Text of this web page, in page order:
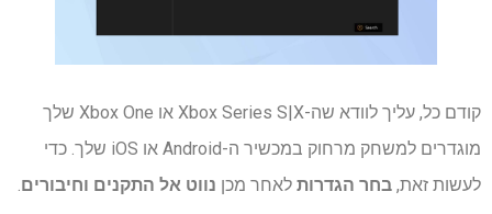
קודם כל, עליך לוודא שה-Xbox Series S|X או Xbox One שלך ​​
מוגדרים למשחק מרחוק במכשיר ה-Android או iOS שלך. כדי
לעשות זאת, בחר הגדרות לאחר מכן נווט אל התקנים וחיבורים.